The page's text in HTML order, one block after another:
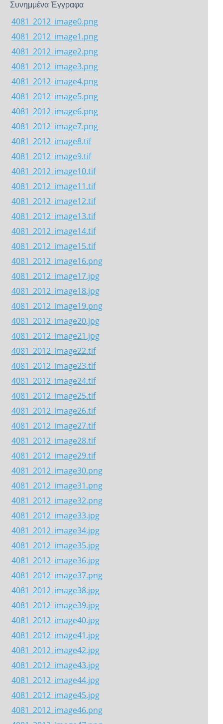
Συνημμένα Έγγραφα
4081_2012_image0.png
4081_2012_image1.png
4081_2012_image2.png
4081_2012_image3.png
4081_2012_image4.png
4081_2012_image5.png
4081_2012_image6.png
4081_2012_image7.png
4081_2012_image8.tif
4081_2012_image9.tif
4081_2012_image10.tif
4081_2012_image11.tif
4081_2012_image12.tif
4081_2012_image13.tif
4081_2012_image14.tif
4081_2012_image15.tif
4081_2012_image16.png
4081_2012_image17.jpg
4081_2012_image18.jpg
4081_2012_image19.png
4081_2012_image20.jpg
4081_2012_image21.jpg
4081_2012_image22.tif
4081_2012_image23.tif
4081_2012_image24.tif
4081_2012_image25.tif
4081_2012_image26.tif
4081_2012_image27.tif
4081_2012_image28.tif
4081_2012_image29.tif
4081_2012_image30.png
4081_2012_image31.png
4081_2012_image32.png
4081_2012_image33.jpg
4081_2012_image34.jpg
4081_2012_image35.jpg
4081_2012_image36.jpg
4081_2012_image37.png
4081_2012_image38.jpg
4081_2012_image39.jpg
4081_2012_image40.jpg
4081_2012_image41.jpg
4081_2012_image42.jpg
4081_2012_image43.jpg
4081_2012_image44.jpg
4081_2012_image45.jpg
4081_2012_image46.png